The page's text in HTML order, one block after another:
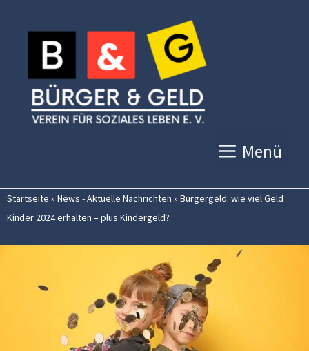
Inhalt
springen
Menü
Startseite » News - Aktuelle Nachrichten » Bürgergeld: wie viel Geld
Kinder 2024 erhalten – plus Kindergeld?